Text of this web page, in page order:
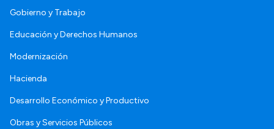
Gobierno y Trabajo
Educación y Derechos Humanos
Modernización
Hacienda
Desarrollo Económico y Productivo
Obras y Servicios Públicos